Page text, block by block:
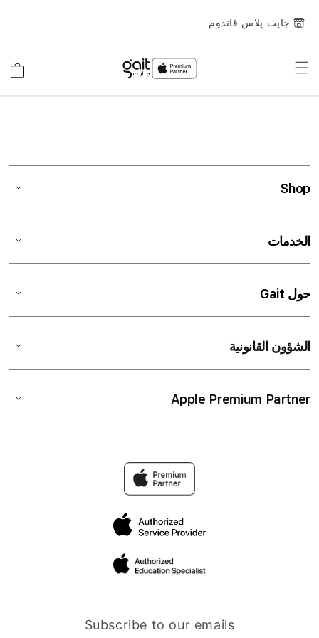
جايت پلاس ڤاندوم
Toggle
Shop
الخدمات
حول Gait
الشؤون القانونية
Apple Premium Partner
Subscribe to our emails